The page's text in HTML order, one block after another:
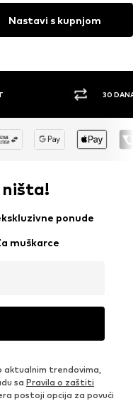
Nastavi s kupnjom
30
ponude
muškarce
aktualnim trendovima,
sa Pravila o zaštiti
postoji opcija za povući